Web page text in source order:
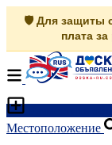
🛡️ Для защиты
плата
Местоположение